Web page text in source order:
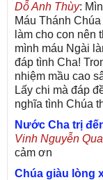
Dỗ Anh Thùy:
Máu Thánh
làm cho con nên
mình máu Ngài
đáp tình Cha!
nhiệm mầu cao
Lấy chi mà đáp
nghĩa tình Chúa
Nước Cha trị
Vinh Nguyễn
cảm ơn
Chúa giàu lòng